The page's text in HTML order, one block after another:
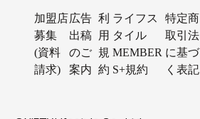
加盟店
募集
(資料
請求)
広告
出稿
のご
案内
利
用
規
約
ライフス
タイル
MEMBER
S+規約
特定商
取引法
に基づ
く表記